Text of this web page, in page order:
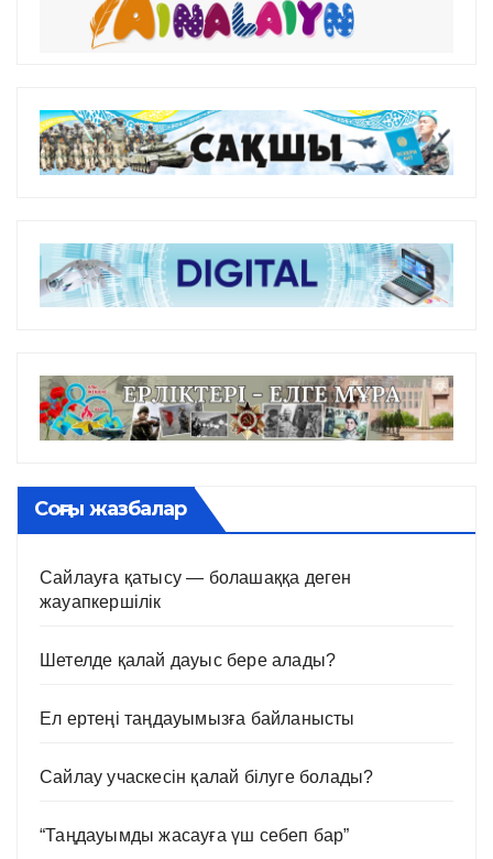
Соңғы жазбалар
Сайлауға қатысу — болашаққа деген
жауапкершілік
Шетелде қалай дауыс бере алады?
Ел ертеңі таңдауымызға байланысты
Сайлау учаскесін қалай білуге болады?
“Таңдауымды жасауға үш себеп бар”